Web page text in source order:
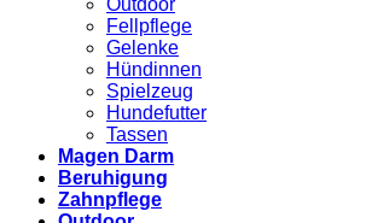
Fellpflege
Gelenke
Hündinnen
Spielzeug
Hundefutter
Tassen
Magen Darm
Beruhigung
Zahnpflege